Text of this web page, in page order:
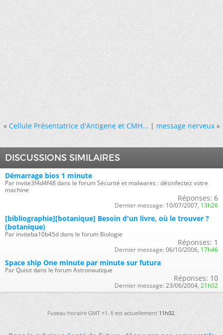
« Cellule Présentatrice d'Antigene et CMH...|message nerveux »
DISCUSSIONS SIMILAIRES
Démarrage bios 1 minute
Par invite3f4d4f48 dans le forum Sécurité et malwares : désinfectez votre
machine
Réponses: 6
Dernier message: 10/07/2007, 13h26
[bibliographie][botanique] Besoin d'un livre, où le trouver ?
(botanique)
Par inviteba10b45d dans le forum Biologie
Réponses: 1
Dernier message: 06/10/2006, 17h46
Space ship One minute par minute sur futura
Par Quisit dans le forum Astronautique
Réponses: 10
Dernier message: 23/06/2004, 21h02
Fuseau horaire GMT +1. Il est actuellement11h02.